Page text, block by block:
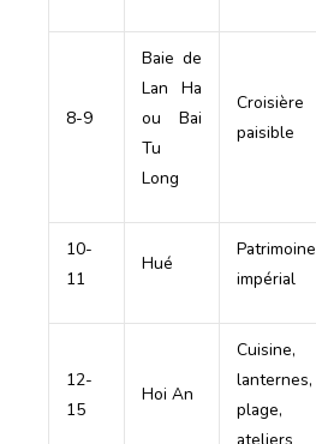
8-9
Baie de
Lan Ha
ou Bai
Tu
Long
Croisière
paisible
10-
11
Hué
Patrimoine
impérial
12-
15
Hoi An
Cuisine,
lanternes,
plage,